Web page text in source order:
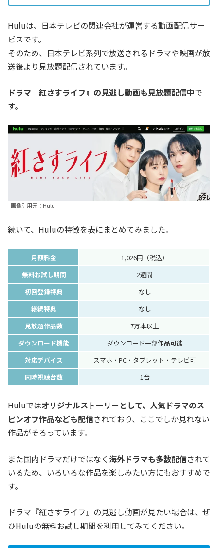
Huluは、日本テレビの関連会社が運営する動画配信サー
ビスです。
そのため、日本テレビ系列で放送されるドラマや映画が放
送後より見放題配信されています。
ドラマ『紅さすライフ』の見逃し動画も見放題配信中で
す。
画像引用元：Hulu
続いて、Huluの特徴を表にまとめてみました。
月額料金
1,026円（税込）
無料お試し期間
2週間
初回登録特典
なし
継続特典
なし
見放題作品数
7万本以上
ダウンロード機能
ダウンロード一部作品可能
対応デバイス
スマホ・PC・タブレット・テレビ可
同時視聴台数
1台
Huluではオリジナルストーリーとして、人気ドラマのス
ピンオフ作品なども配信されており、ここでしか見れない
作品がそろっています。
また国内ドラマだけではなく 海外ドラマも多数配信されて
いるため、いろいろな作品を楽しみたい方にもおすすめで
す。
ドラマ『紅さすライフ』の見逃し動画が見たい場合は、ぜ
ひHuluの無料お試し期間を利用してみてください。